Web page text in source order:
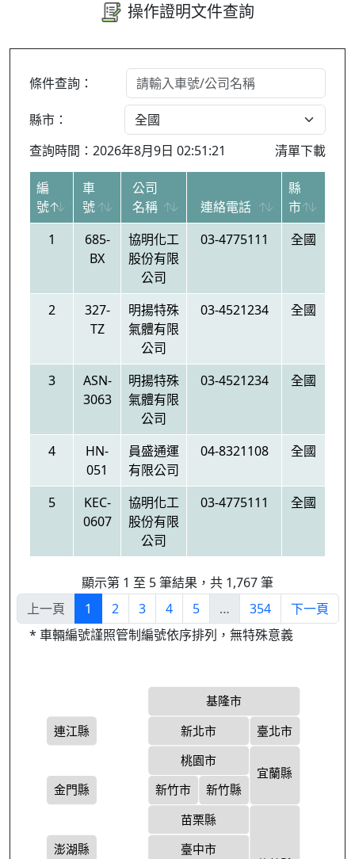
操作證明文件查詢
條件查詢：
縣市：
查詢時間：2026年8月9日 02:51:21
清單下載
編
號
車
號
公司
名稱
連絡電話
縣
市
1
685-
BX
協明化工
股份有限
公司
03-4775111 全國
2
327-
TZ
明揚特殊
氣體有限
公司
03-4521234 全國
3
ASN-
3063
明揚特殊
氣體有限
公司
03-4521234 全國
4
HN-
051
員盛通運
有限公司
04-8321108 全國
5
KEC-
0607
協明化工
股份有限
公司
03-4775111 全國
顯示第 1 至 5 筆結果，共 1,767 筆
上一頁
1 2 3 4 5 … 354
下一頁
* 車輛編號謹照管制編號依序排列，無特殊意義
基隆市
臺北市
新北市
桃園市
宜蘭縣
新竹市
新竹縣
苗栗縣
臺中市
澎湖縣
金門縣
連江縣